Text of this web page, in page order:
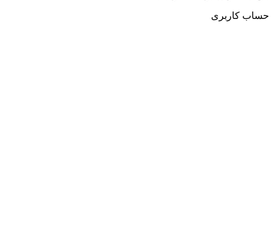
حساب کاربری